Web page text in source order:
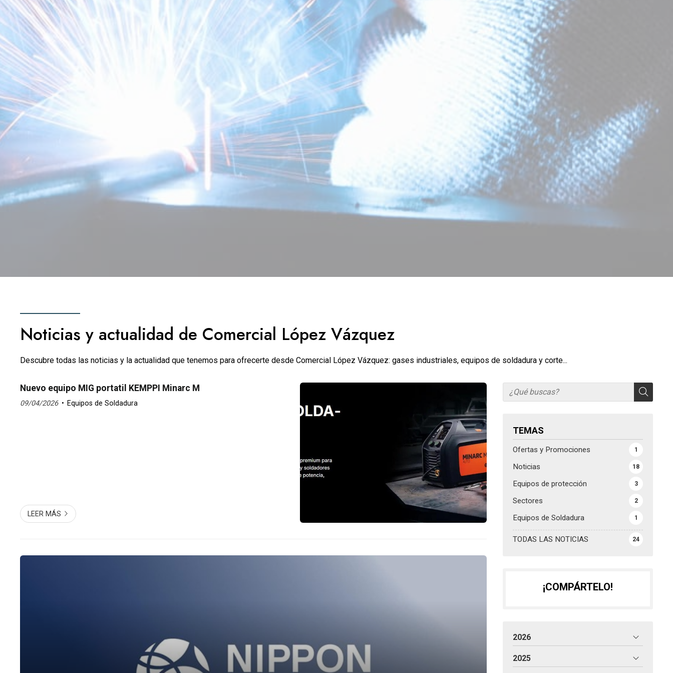
Noticias y actualidad de Comercial López Vázquez
Descubre todas las noticias y la actualidad que tenemos para ofrecerte desde Comercial López Vázquez: gases industriales, equipos de soldadura y corte...
TEMAS
TODAS LAS NOTICIAS 24
Ofertas y Promociones 1
Noticias 18
Equipos de protección 3
Sectores 2
Equipos de Soldadura 1
Nuevo equipo MIG portatil KEMPPI Minarc M
09/04/2026 Equipos de Soldadura
LEER MÁS
¡COMPÁRTELO!
2026
2025